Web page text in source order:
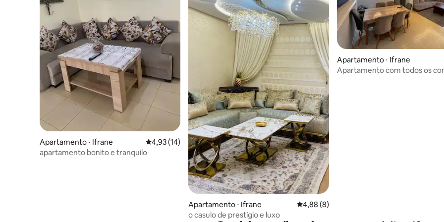
Apartamento ⋅ Ifrane 4,93 de uma avaliação média de 5, 14 avaliações
4,93 (14)
apartamento bonito e tranquilo
Apartamento ⋅ Ifrane 4,88 de uma avaliação média de 5, 8
4,88 (8)
o casulo de prestígio e luxo
Apartamento ⋅ Ifrane
Apartamento com todos os